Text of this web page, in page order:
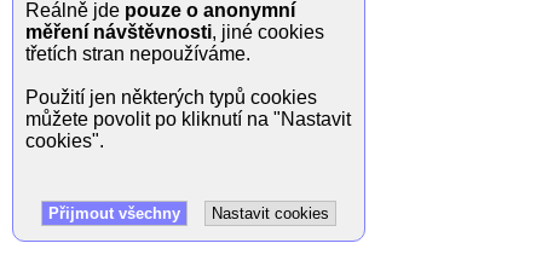
Reálně jde pouze o anonymní
měření návštěvnosti, jiné cookies
třetích stran nepoužíváme.
Použití jen některých typů cookies
můžete povolit po kliknutí na "Nastavit
cookies".
Přijmout všechny Nastavit cookies